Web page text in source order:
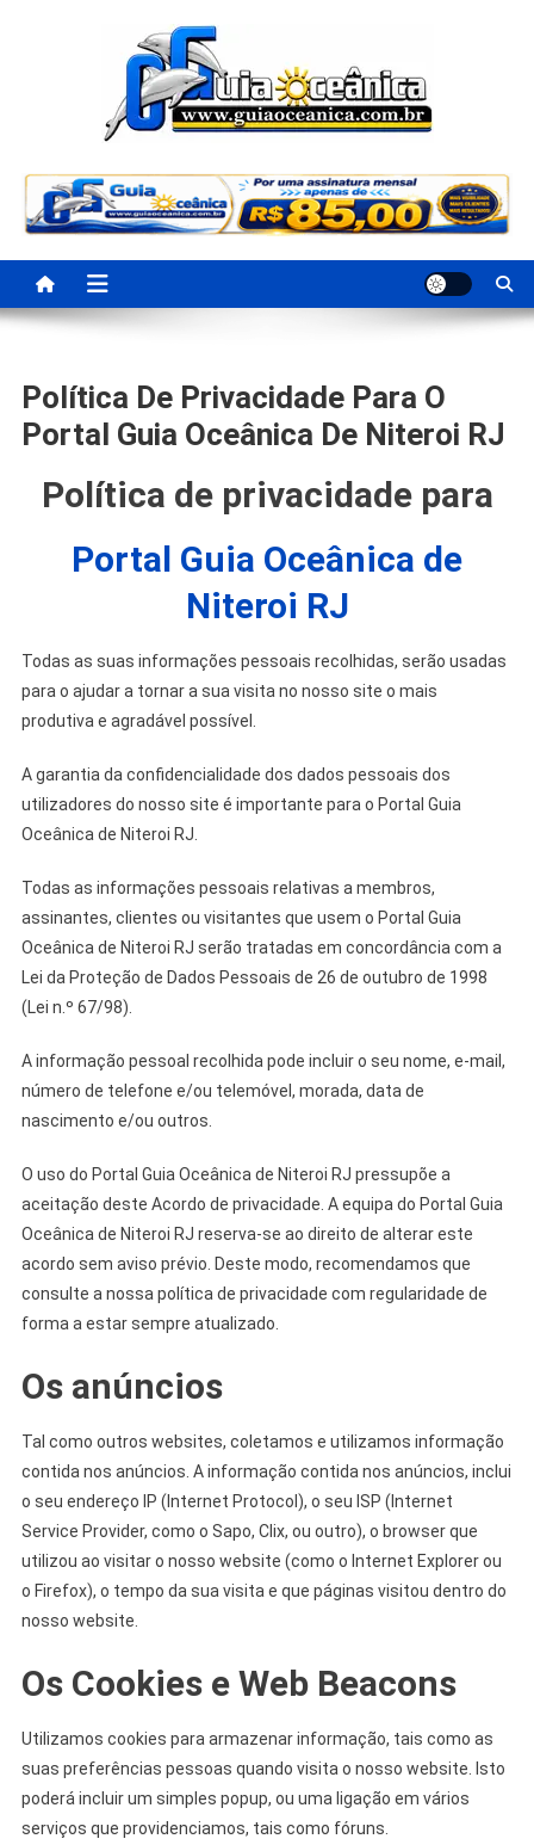
Portal Guia Oceanica
Política De Privacidade Para O
Portal Guia Oceânica De Niteroi RJ
Política de privacidade para
Portal Guia Oceânica de
Niteroi RJ
Todas as suas informações pessoais recolhidas, serão usadas
para o ajudar a tornar a sua visita no nosso site o mais
produtiva e agradável possível.
A garantia da confidencialidade dos dados pessoais dos
utilizadores do nosso site é importante para o Portal Guia
Oceânica de Niteroi RJ.
Todas as informações pessoais relativas a membros,
assinantes, clientes ou visitantes que usem o Portal Guia
Oceânica de Niteroi RJ serão tratadas em concordância com a
Lei da Proteção de Dados Pessoais de 26 de outubro de 1998
(Lei n.º 67/98).
A informação pessoal recolhida pode incluir o seu nome, e-mail,
número de telefone e/ou telemóvel, morada, data de
nascimento e/ou outros.
O uso do Portal Guia Oceânica de Niteroi RJ pressupõe a
aceitação deste Acordo de privacidade. A equipa do Portal Guia
Oceânica de Niteroi RJ reserva-se ao direito de alterar este
acordo sem aviso prévio. Deste modo, recomendamos que
consulte a nossa política de privacidade com regularidade de
forma a estar sempre atualizado.
Os anúncios
Tal como outros websites, coletamos e utilizamos informação
contida nos anúncios. A informação contida nos anúncios, inclui
o seu endereço IP (Internet Protocol), o seu ISP (Internet
Service Provider, como o Sapo, Clix, ou outro), o browser que
utilizou ao visitar o nosso website (como o Internet Explorer ou
o Firefox), o tempo da sua visita e que páginas visitou dentro do
nosso website.
Os Cookies e Web Beacons
Utilizamos cookies para armazenar informação, tais como as
suas preferências pessoas quando visita o nosso website. Isto
poderá incluir um simples popup, ou uma ligação em vários
serviços que providenciamos, tais como fóruns.